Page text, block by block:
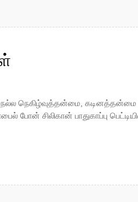
நல்ல நெகிழ்வுத்தன்மை,
சிலிகான் பாதுகாப்பு